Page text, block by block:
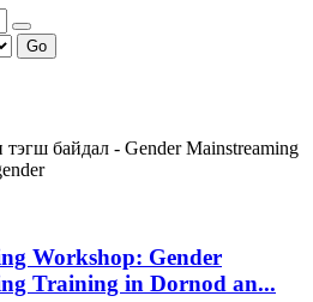
Go
байдал - Gender Mainstreaming
Workshop: Gender
Training in Dornod an...